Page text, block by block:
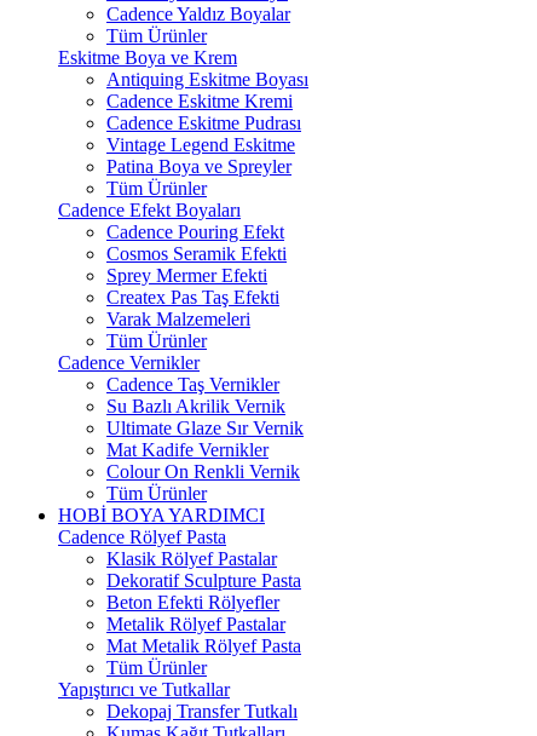
Cadence Yaldız Boyalar
Tüm Ürünler
Eskitme Boya ve Krem
Antiquing Eskitme Boyası
Cadence Eskitme Kremi
Cadence Eskitme Pudrası
Vintage Legend Eskitme
Patina Boya ve Spreyler
Tüm Ürünler
Cadence Efekt Boyaları
Cadence Pouring Efekt
Cosmos Seramik Efekti
Sprey Mermer Efekti
Createx Pas Taş Efekti
Varak Malzemeleri
Tüm Ürünler
Cadence Vernikler
Cadence Taş Vernikler
Su Bazlı Akrilik Vernik
Ultimate Glaze Sır Vernik
Mat Kadife Vernikler
Colour On Renkli Vernik
Tüm Ürünler
HOBİ BOYA YARDIMCI
Cadence Rölyef Pasta
Klasik Rölyef Pastalar
Dekoratif Sculpture Pasta
Beton Efekti Rölyefler
Metalik Rölyef Pastalar
Mat Metalik Rölyef Pasta
Tüm Ürünler
Yapıştırıcı ve Tutkallar
Dekopaj Transfer Tutkalı